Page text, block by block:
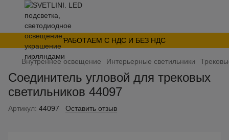
РАБОТАЕМ С НДС И БЕЗ НДС
Внутреннее освещение Интерьерные светильники
Соединитель угловой для трековых
светильников 44097
Артикул: 44097 Оставить отзыв